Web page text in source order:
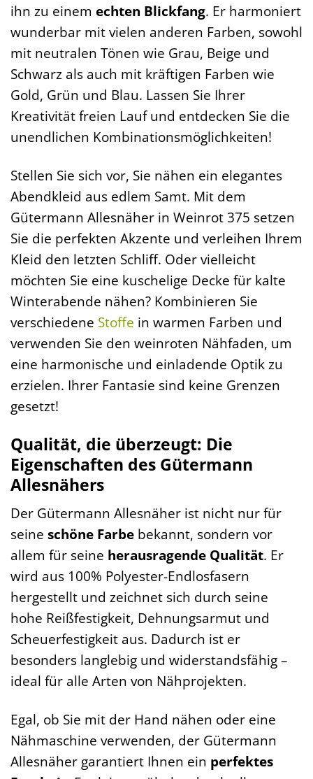
ihn zu einem echten Blickfang. Er harmoniert
wunderbar mit vielen anderen Farben, sowohl
mit neutralen Tönen wie Grau, Beige und
Schwarz als auch mit kräftigen Farben wie
Gold, Grün und Blau. Lassen Sie Ihrer
Kreativität freien Lauf und entdecken Sie die
unendlichen Kombinationsmöglichkeiten!
Stellen Sie sich vor, Sie nähen ein elegantes
Abendkleid aus edlem Samt. Mit dem
Gütermann Allesnäher in Weinrot 375 setzen
Sie die perfekten Akzente und verleihen Ihrem
Kleid den letzten Schliff. Oder vielleicht
möchten Sie eine kuschelige Decke für kalte
Winterabende nähen? Kombinieren Sie
verschiedene Stoffe in warmen Farben und
verwenden Sie den weinroten Nähfaden, um
eine harmonische und einladende Optik zu
erzielen. Ihrer Fantasie sind keine Grenzen
gesetzt!
Qualität, die überzeugt: Die
Eigenschaften des Gütermann
Allesnähers
Der Gütermann Allesnäher ist nicht nur für
seine schöne Farbe bekannt, sondern vor
allem für seine herausragende Qualität. Er
wird aus 100% Polyester-Endlosfasern
hergestellt und zeichnet sich durch seine
hohe Reißfestigkeit, Dehnungsarmut und
Scheuerfestigkeit aus. Dadurch ist er
besonders langlebig und widerstandsfähig –
ideal für alle Arten von Nähprojekten.
Egal, ob Sie mit der Hand nähen oder eine
Nähmaschine verwenden, der Gütermann
Allesnäher garantiert Ihnen ein perfektes